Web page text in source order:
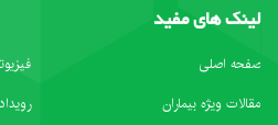
لینک های مفید
صفحه اصلی
مقالات ویژه بیماران